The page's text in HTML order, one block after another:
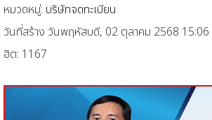
หมวดหมู่: บริษัทจดทะเบียน
วันที่สร้าง วันพฤหัสบดี, 02 ตุลาคม 2568 15:06
ฮิต: 1167